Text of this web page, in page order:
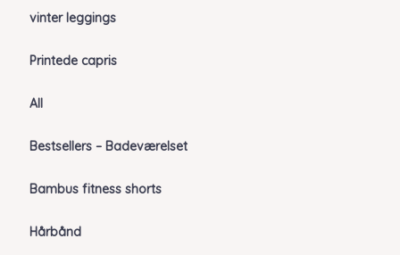
vinter leggings
Printede capris
All
Bestsellers – Badeværelset
Bambus fitness shorts
Hårbånd